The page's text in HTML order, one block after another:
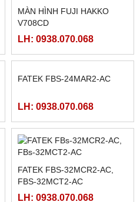
40MCRT-AC, FBS-40MART-
AC
LH: 0938.070.068